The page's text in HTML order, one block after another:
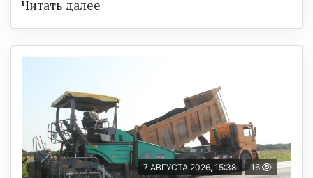
Читать далее
7 АВГУСТА 2026, 15:38 16